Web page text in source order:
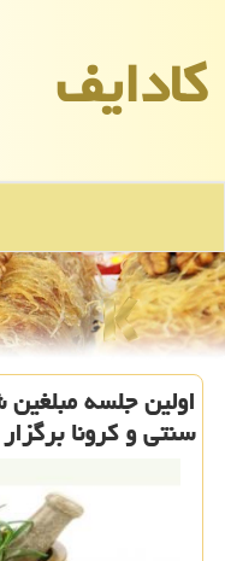
كادایف
اولین جلسه
سنتی و کرونا